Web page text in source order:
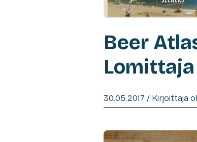
Beer
30.05.2017 / Kirjoittaja